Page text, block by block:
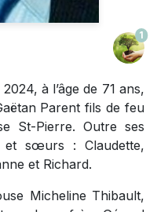
1
à l’âge de 71 ans,
Parent fils de feu
St-Pierre. Outre ses
sœurs : Claudette,
et Richard.
Micheline Thibault,